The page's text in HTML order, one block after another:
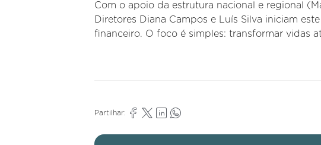
Com o apoio da estrutura nacional e regional
Diretores Diana Campos e Luís Silva iniciam
financeiro. O foco é simples: transformar vidas
Partilhar: